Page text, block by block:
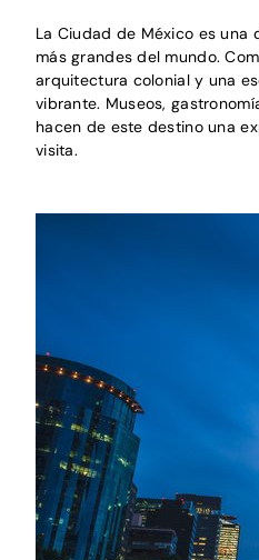
La Ciudad de México es una
más grandes del mundo.
arquitectura colonial y una
vibrante. Museos,
hacen de este destino una
visita.